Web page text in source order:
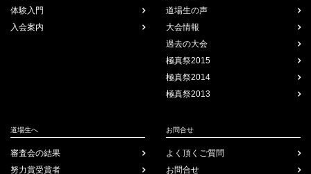
体験入門
入会案内
道場生の声
大会情報
過去の大会
極真祭2015
極真祭2014
極真祭2013
道場生へ
審査会の結果
努力賞受賞者
お問合せ
よく頂くご質問
お問合せ